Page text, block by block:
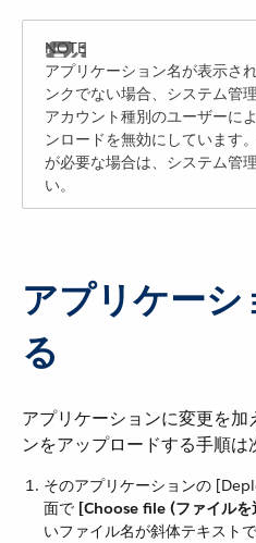
アプリケーション名が表示さ
ンクでない場合、システム管
アカウント種別のユーザーに
ンロードを無効にしています
が必要な場合は、システム管
い。
アプリケー
る
アプリケーションに変更を加
ンをアップロードする手順は
そのアプリケーションの
面で ​ [Choose file (ファイルを
いファイル名が斜体テキスト